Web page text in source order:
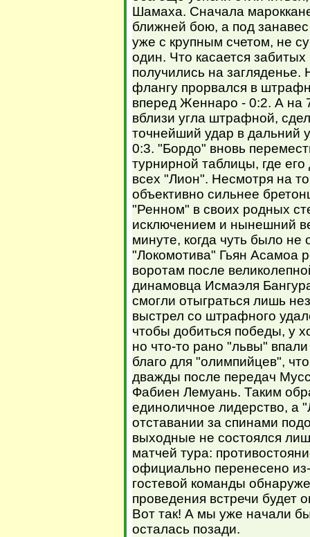
Шамаха. Сначала
ближней бою, а под
уже с крупным счетом, не
один. Что касается
получились на
флангу прорвался в
вперед Женнаро - 0:2. А на
вблизи угла штрафной,
точнейший удар в дальний
0:3. "Бордо" вновь
турнирной таблицы, где
всех "Лион". Несмотря на
объективно сильнее
"Ренном" в своих родных
исключением и нынешний
минуте, когда чуть было не
"Локомотива" Гьян Асамоа
воротам после
динамовца Исмаэля
смогли отыграться лишь
выстрел со штрафного
чтобы добиться победы, у
но что-то рано "львы"
благо для "олимпийцев",
дважды после передач
Фабиен Лемуань. Таким
единоличное лидерство, а
отставании за спинами
выходные не состоялся
матчей тура:
официально перенесено
гостевой команды
проведения встречи будет
Вот так! А мы уже начали
осталась позади.